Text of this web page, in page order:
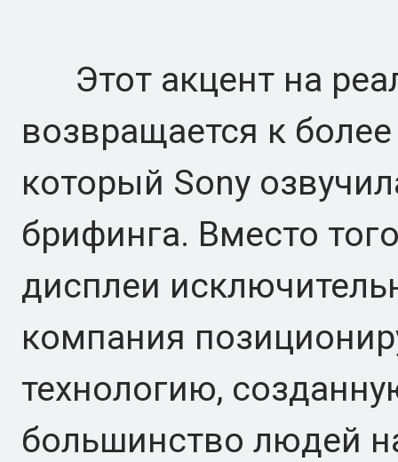
Этот акцент на
возвращается к
который Sony
брифинга. Вместо
дисплеи
компания
технологию,
большинство людей